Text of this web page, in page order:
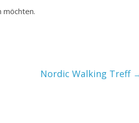
möchten.
Nordic Walking Treff